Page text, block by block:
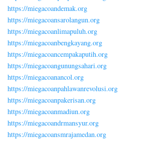
https://miegacoandemak.org
https://miegacoansarolangun.org
https://miegacoanlimapuluh.org
https://miegacoanbengkayang.org
https://miegacoancempakaputih.org
https://miegacoangunungsahari.org
https://miegacoanancol.org
https://miegacoanpahlawanrevolusi.org
https://miegacoanpakerisan.org
https://miegacoanmadiun.org
https://miegacoandrmansyur.org
https://miegacoansmrajamedan.org